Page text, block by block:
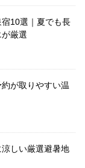
10選｜夏でも長
厳選
が取りやすい温
涼しい厳選避暑地